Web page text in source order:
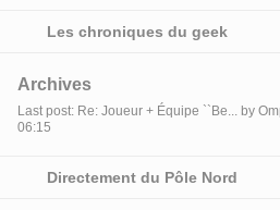
Les chroniques du geek
Archives
Last post: Re: Joueur + Équipe ``Be... by
06:15
Directement du Pôle Nord